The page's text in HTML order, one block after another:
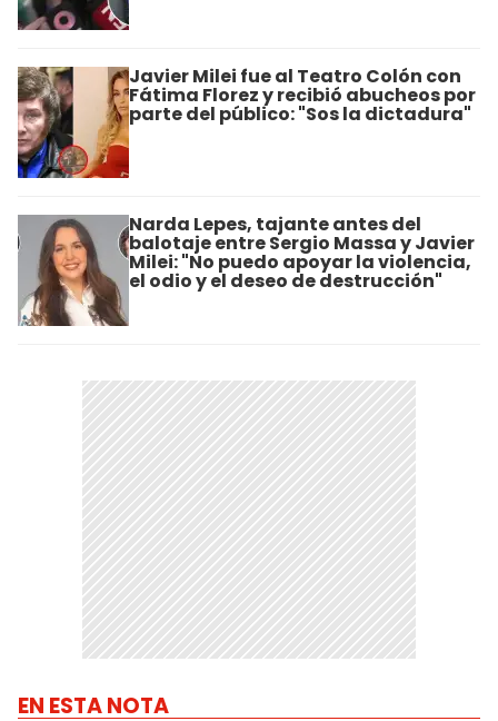
Javier Milei fue al Teatro Colón con
Fátima Florez y recibió abucheos por
parte del público: "Sos la dictadura"
Narda Lepes, tajante antes del
balotaje entre Sergio Massa y Javier
Milei: "No puedo apoyar la violencia,
el odio y el deseo de destrucción"
EN ESTA NOTA